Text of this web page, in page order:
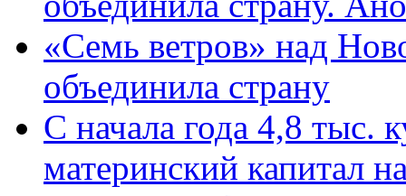
«Семь ветров» над
объединила страну
С начала года 4,8 тыс.
материнский капитал